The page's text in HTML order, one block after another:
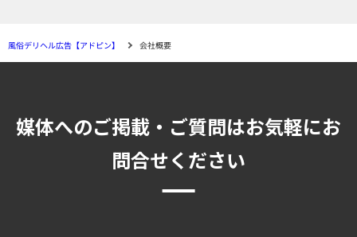
風俗デリヘル広告【アドピン】 会社概要
媒体へのご掲載・ご質問はお気軽にお
問合せください